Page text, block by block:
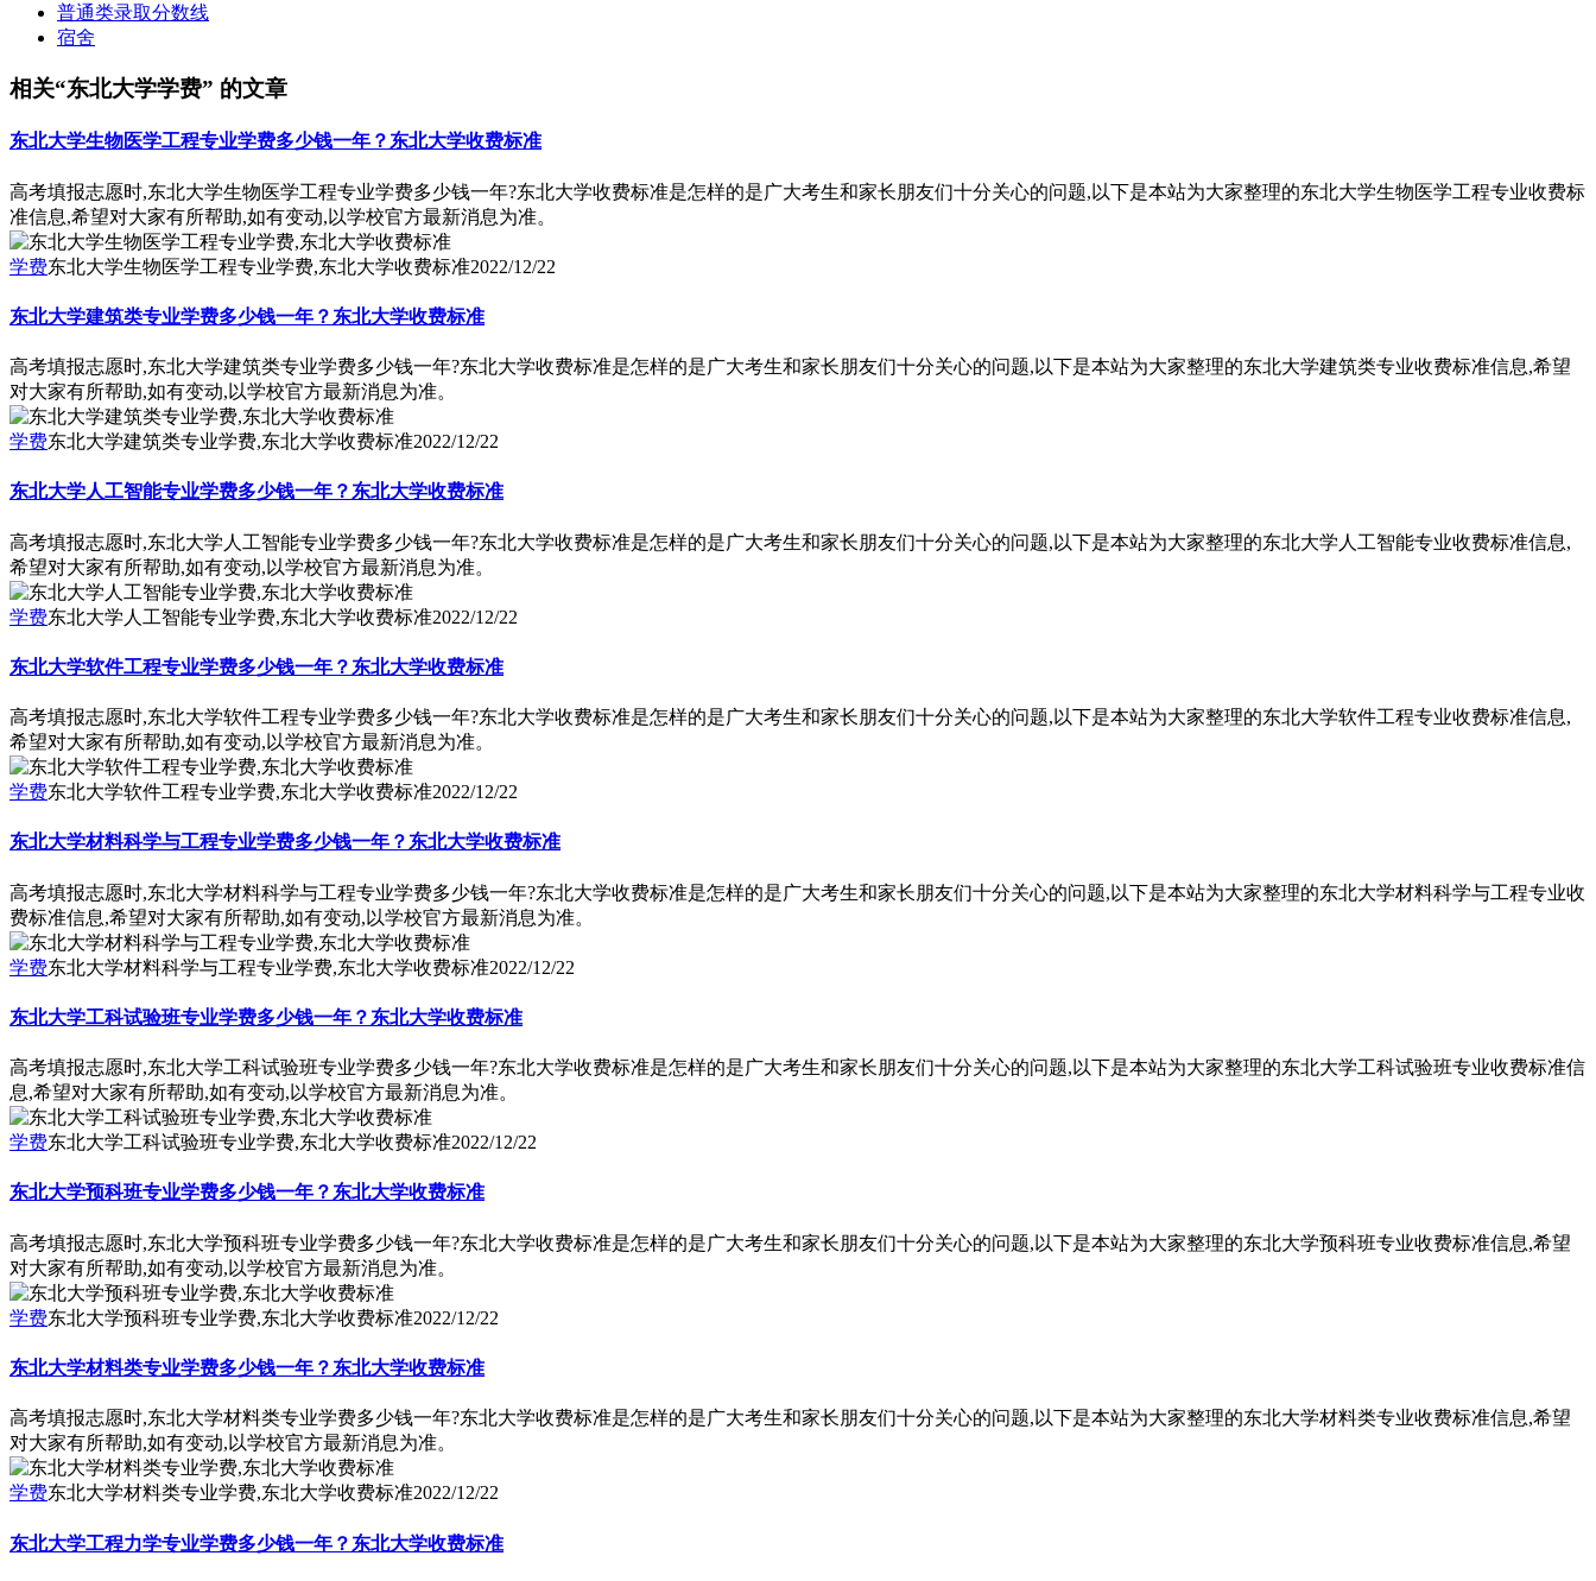
普通类录取分数线
宿舍
相关“东北大学学费” 的文章
东北大学生物医学工程专业学费多少钱一年？东北大学收费标准
高考填报志愿时,东北大学生物医学工程专业学费多少钱一年?东北大学收费标准是怎样的是广大考生和家长朋友们十分关心的问题,以下是本站为大家整理的东北大学生物医学工程专业收费标
准信息,希望对大家有所帮助,如有变动,以学校官方最新消息为准。
学费东北大学生物医学工程专业学费,东北大学收费标准2022/12/22
东北大学建筑类专业学费多少钱一年？东北大学收费标准
高考填报志愿时,东北大学建筑类专业学费多少钱一年?东北大学收费标准是怎样的是广大考生和家长朋友们十分关心的问题,以下是本站为大家整理的东北大学建筑类专业收费标准信息,希望
对大家有所帮助,如有变动,以学校官方最新消息为准。
学费东北大学建筑类专业学费,东北大学收费标准2022/12/22
东北大学人工智能专业学费多少钱一年？东北大学收费标准
高考填报志愿时,东北大学人工智能专业学费多少钱一年?东北大学收费标准是怎样的是广大考生和家长朋友们十分关心的问题,以下是本站为大家整理的东北大学人工智能专业收费标准信息,
希望对大家有所帮助,如有变动,以学校官方最新消息为准。
学费东北大学人工智能专业学费,东北大学收费标准2022/12/22
东北大学软件工程专业学费多少钱一年？东北大学收费标准
高考填报志愿时,东北大学软件工程专业学费多少钱一年?东北大学收费标准是怎样的是广大考生和家长朋友们十分关心的问题,以下是本站为大家整理的东北大学软件工程专业收费标准信息,
希望对大家有所帮助,如有变动,以学校官方最新消息为准。
学费东北大学软件工程专业学费,东北大学收费标准2022/12/22
东北大学材料科学与工程专业学费多少钱一年？东北大学收费标准
高考填报志愿时,东北大学材料科学与工程专业学费多少钱一年?东北大学收费标准是怎样的是广大考生和家长朋友们十分关心的问题,以下是本站为大家整理的东北大学材料科学与工程专业收
费标准信息,希望对大家有所帮助,如有变动,以学校官方最新消息为准。
学费东北大学材料科学与工程专业学费,东北大学收费标准2022/12/22
东北大学工科试验班专业学费多少钱一年？东北大学收费标准
高考填报志愿时,东北大学工科试验班专业学费多少钱一年?东北大学收费标准是怎样的是广大考生和家长朋友们十分关心的问题,以下是本站为大家整理的东北大学工科试验班专业收费标准信
息,希望对大家有所帮助,如有变动,以学校官方最新消息为准。
学费东北大学工科试验班专业学费,东北大学收费标准2022/12/22
东北大学预科班专业学费多少钱一年？东北大学收费标准
高考填报志愿时,东北大学预科班专业学费多少钱一年?东北大学收费标准是怎样的是广大考生和家长朋友们十分关心的问题,以下是本站为大家整理的东北大学预科班专业收费标准信息,希望
对大家有所帮助,如有变动,以学校官方最新消息为准。
学费东北大学预科班专业学费,东北大学收费标准2022/12/22
东北大学材料类专业学费多少钱一年？东北大学收费标准
高考填报志愿时,东北大学材料类专业学费多少钱一年?东北大学收费标准是怎样的是广大考生和家长朋友们十分关心的问题,以下是本站为大家整理的东北大学材料类专业收费标准信息,希望
对大家有所帮助,如有变动,以学校官方最新消息为准。
学费东北大学材料类专业学费,东北大学收费标准2022/12/22
东北大学工程力学专业学费多少钱一年？东北大学收费标准